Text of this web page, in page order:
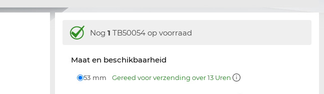
Nog1 TB50054 op voorraad
Maat en beschikbaarheid
53 mm Gereed voor verzending over 13 Uren